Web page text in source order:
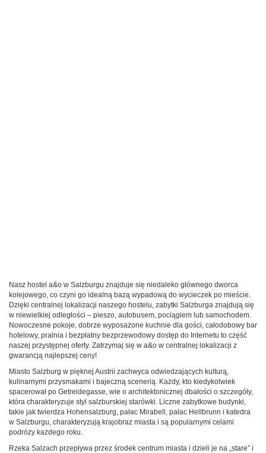
Nasz hostel a&o w Salzburgu znajduje się niedaleko głównego dworca
kolejowego, co czyni go idealną bazą wypadową do wycieczek po mieście.
Dzięki centralnej lokalizacji naszego hostelu, zabytki Salzburga znajdują się
w niewielkiej odległości – pieszo, autobusem, pociągiem lub samochodem.
Nowoczesne pokoje, dobrze wyposażone kuchnie dla gości, całodobowy bar
hotelowy, pralnia i bezpłatny bezprzewodowy dostęp do Internetu to część
naszej przystępnej oferty. Zatrzymaj się w a&o w centralnej lokalizacji z
gwarancją najlepszej ceny!
Miasto Salzburg w pięknej Austrii zachwyca odwiedzających kulturą,
kulinarnymi przysmakami i bajeczną scenerią. Każdy, kto kiedykolwiek
spacerował po Getreidegasse, wie o architektonicznej dbałości o szczegóły,
która charakteryzuje styl salzburskiej starówki. Liczne zabytkowe budynki,
takie jak twierdza Hohensalzburg, pałac Mirabell, pałac Hellbrunn i katedra
w Salzburgu, charakteryzują krajobraz miasta i są popularnymi celami
podróży każdego roku.
Rzeka Salzach przepływa przez środek centrum miasta i dzieli je na „stare” i